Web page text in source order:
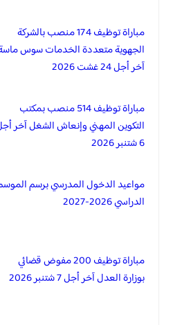
مباراة توظيف 174 منصب بالشركة
الجهوية متعددة الخدمات سوس
آخر أجل 24 غشت 2026
مباراة توظيف 514 منصب بمكتب
التكوين المهني وإنعاش الشغل آخر
6 شتنبر 2026
مواعيد الدخول المدرسي برسم
الدراسي 2026-2027
مباراة توظيف 200 مفوض قضائي
بوزارة العدل آخر أجل 7 شتنبر 2026